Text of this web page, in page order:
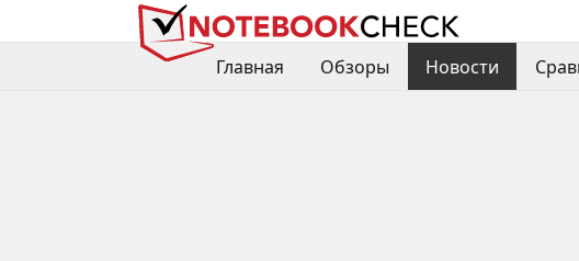
Главная
Обзоры Новости